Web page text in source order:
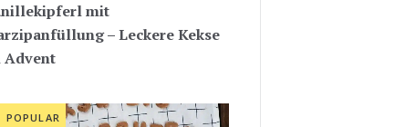
mit
– Leckere Kekse
Advent
POPULAR